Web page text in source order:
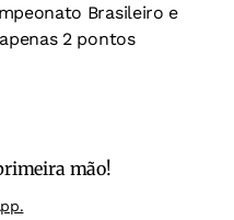
Brasileiro e
2 pontos
mão!